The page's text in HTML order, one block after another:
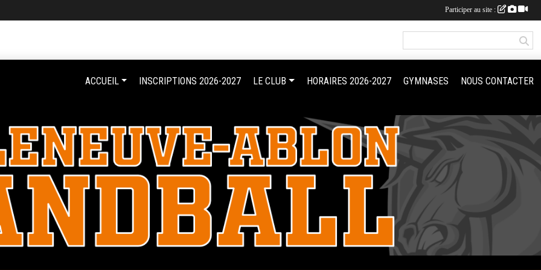
ACCUEIL INSCRIPTIONS 2026-2027 LE CLUB HORAIRES 2026-2027 GYMNASES NOUS CONTACTER
Participer au site :